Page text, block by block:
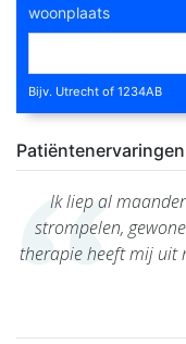
woonplaats
Bijv. Utrecht of 1234AB
Patiëntenervaringen
Ik liep al
strompelen,
therapie heeft mij uit